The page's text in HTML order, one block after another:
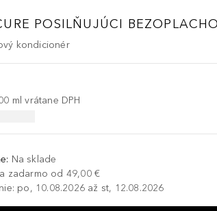
POSILŇUJÚCI
kondicionér
ml vrátane DPH
: Na sklade
zadarmo od 49,00 €
po, 10.08.2026 až st, 12.08.2026